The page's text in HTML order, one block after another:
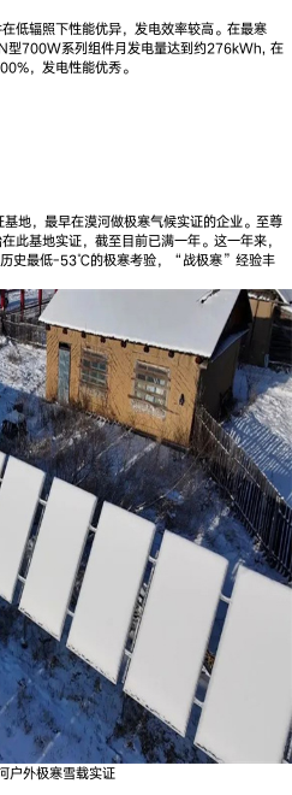
低辐照下性能优异，发电效率较高。在最寒
700W系列组件月发电量达到约276kWh, 在
，发电性能优秀。
地，最早在漠河做极寒气候实证的企业。至尊
基地实证，截至目前已满一年。这一年来，
史最低-53℃的极寒考验，“战极寒”经验丰
户外极寒雪载实证